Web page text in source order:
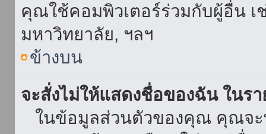
คุณใช้คอมพิวเตอร์ร่วมกับผู้อื่น เ
มหาวิทยาลัย, ฯลฯ
ข้างบน
จะสั่งไม่ให้แสดงชื่อของฉัน ในร
ในข้อมูลส่วนตัวของคุณ คุณจะ